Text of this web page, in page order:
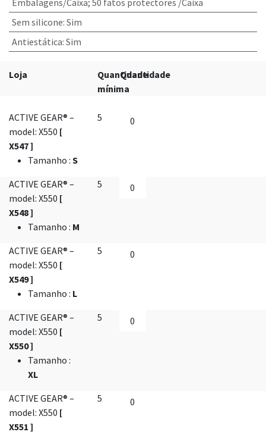
Embalagens/Caixa; 50 fatos protectores /Caixa
Sem silicone: Sim
Antiestática: Sim
Loja
Quantidade
mínima
Quantidade
ACTIVE GEAR® –
model: X550 [
X547 ]
Tamanho : S
5
ACTIVE GEAR® –
model: X550 [
X548 ]
Tamanho : M
5
ACTIVE GEAR® –
model: X550 [
X549 ]
Tamanho : L
5
ACTIVE GEAR® –
model: X550 [
X550 ]
Tamanho :
XL
5
ACTIVE GEAR® –
model: X550 [
X551 ]
5